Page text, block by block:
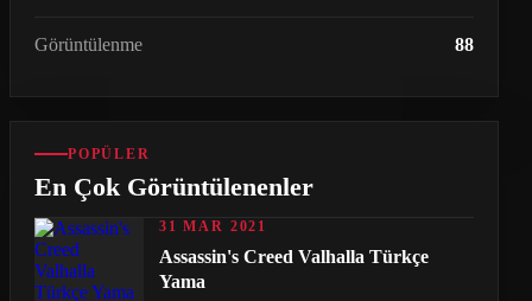
Görüntülenme 88
POPÜLER
En Çok Görüntülenenler
31 MAR 2021
Assassin's Creed Valhalla Türkçe
Yama